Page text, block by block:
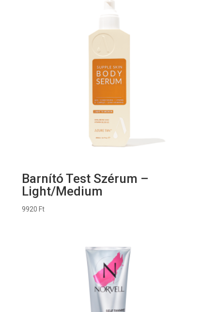
Barnító Test Szérum –
Light/Medium
9920 Ft